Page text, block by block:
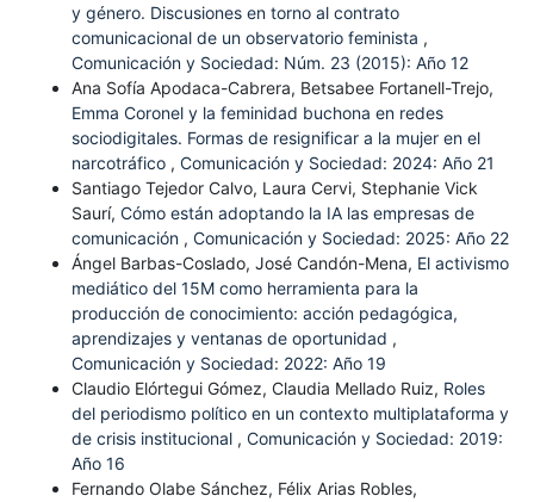
y género. Discusiones en torno al contrato
comunicacional de un observatorio feminista ,
Comunicación y Sociedad: Núm. 23 (2015): Año 12
Ana Sofía Apodaca-Cabrera, Betsabee Fortanell-Trejo,
Emma Coronel y la feminidad buchona en redes
sociodigitales. Formas de resignificar a la mujer en el
narcotráfico , Comunicación y Sociedad: 2024: Año 21
Santiago Tejedor Calvo, Laura Cervi, Stephanie Vick
Saurí, Cómo están adoptando la IA las empresas de
comunicación , Comunicación y Sociedad: 2025: Año 22
Ángel Barbas-Coslado, José Candón-Mena, El activismo
mediático del 15M como herramienta para la
producción de conocimiento: acción pedagógica,
aprendizajes y ventanas de oportunidad ,
Comunicación y Sociedad: 2022: Año 19
Claudio Elórtegui Gómez, Claudia Mellado Ruiz, Roles
del periodismo político en un contexto multiplataforma y
de crisis institucional , Comunicación y Sociedad: 2019:
Año 16
Fernando Olabe Sánchez, Félix Arias Robles,